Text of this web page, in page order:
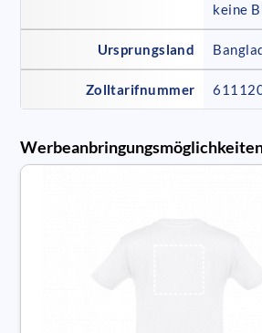
keine
Ursprungsland
Zolltarifnummer